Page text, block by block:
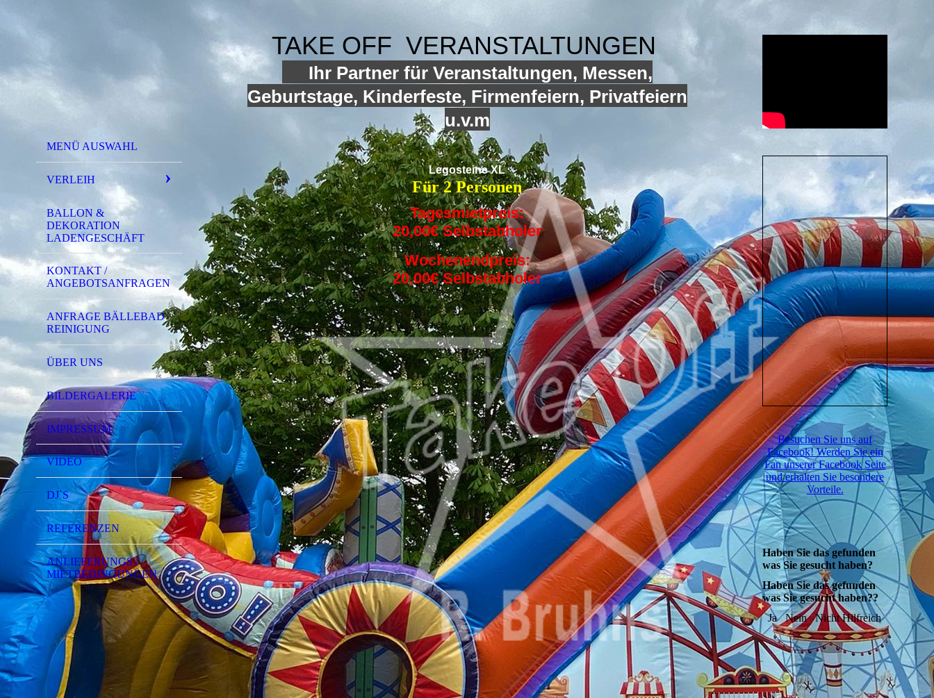
MENÜ AUSWAHL
VERLEIH
BALLON &
DEKORATION
LADENGESCHÄFT
KONTAKT /
ANGEBOTSANFRAGEN
ANFRAGE BÄLLEBAD
REINIGUNG
ÜBER UNS
BILDERGALERIE
IMPRESSUM
VIDEO
DJ`S
REFERENZEN
ANLIEFERUNGS /
MIETBEDINGUNGEN
TAKE OFF VERANSTALTUNGEN
Ihr Partner für Veranstaltungen, Messen,
Geburtstage, Kinderfeste, Firmenfeiern, Privatfeiern
u.v.m
Legosteine XL
Für 2 Personen
Tagesmietpreis:
20,00€ Selbstabholer
Wochenendpreis:
20,00€ Selbstabholer
Besuchen Sie uns auf
Facebook! Werden Sie ein
Fan unserer Facebook Seite
und erhalten Sie besondere
Vorteile.
Haben Sie das gefunden
was Sie gesucht haben?
Haben Sie das gefunden
was Sie gesucht haben??
Ja
Nein Nicht Hilfreich